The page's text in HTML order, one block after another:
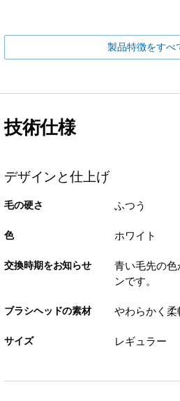
製品特徴をすべ
技術仕様
デザインと仕上げ
毛の硬さ ふつう
色 ホワイト
交換時期をお知らせ
青い毛先の色
ンです。
ブラシヘッドの素材 やわらかく柔
サイズ レギュラー